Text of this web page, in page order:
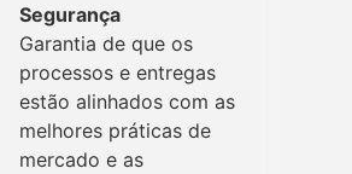
Segurança
Garantia de que os
processos e entregas
estão alinhados com as
melhores práticas de
mercado e as